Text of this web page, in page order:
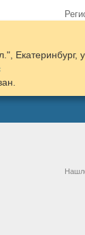
ПОДОБРАТЬ
Екатеринбург,